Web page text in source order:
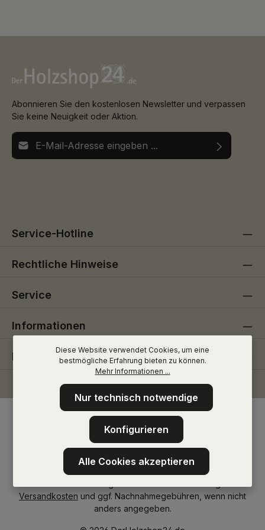
Abonnieren Sie den kostenlosen Newsletter und verpassen
Sie keine Neuigkeit oder Aktion.
E-Mail-Adresse*
Service-Hotline
Rechtliche Hinweise
Service
Informationen
Folge uns
Versandkosten und ggf. Nachnahmegebühren, wenn nicht
anders angegeben.
Diese Website verwendet Cookies, um eine
bestmögliche Erfahrung bieten zu können.
Mehr Informationen ...
Nur technisch notwendige
Konfigurieren
Alle Cookies akzeptieren